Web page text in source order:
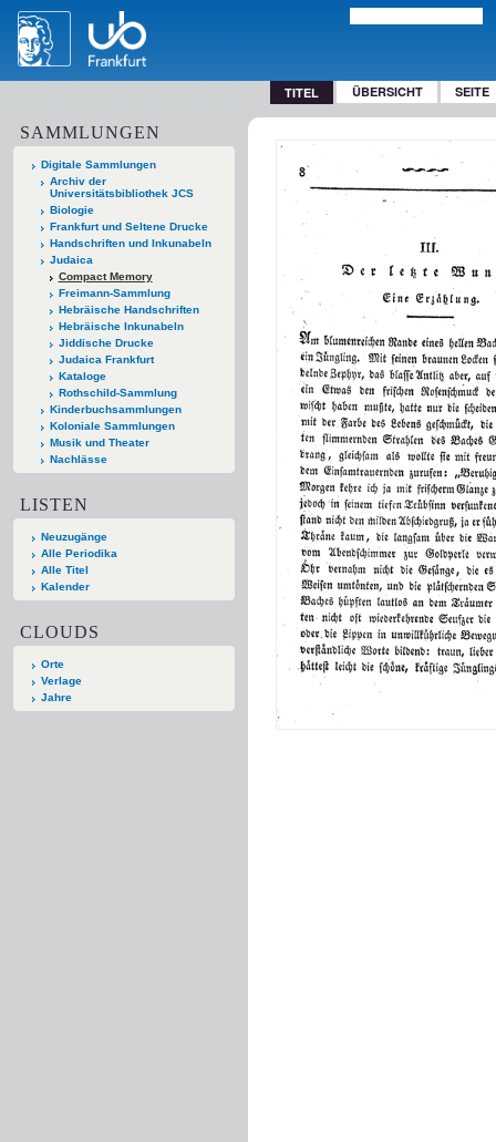
TITEL ÜBERSICHT SEITE
SAMMLUNGEN
Digitale Sammlungen
Archiv der
Universitätsbibliothek JCS
Biologie
Frankfurt und Seltene Drucke
Handschriften und Inkunabeln
Judaica
Compact Memory
Freimann-Sammlung
Hebräische Handschriften
Hebräische Inkunabeln
Jiddische Drucke
Judaica Frankfurt
Kataloge
Rothschild-Sammlung
Kinderbuchsammlungen
Koloniale Sammlungen
Musik und Theater
Nachlässe
LISTEN
Neuzugänge
Alle Periodika
Alle Titel
Kalender
CLOUDS
Orte
Verlage
Jahre